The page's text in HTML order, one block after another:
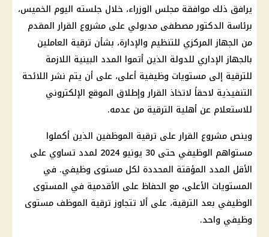
يرافق ذلك موافقة مجلس الوزراء، خلال جلسته اليوم الخميس،
برئاسة الدكتور مصطفى مدبولي على مشروع القرار المقدم
من الجهاز المركزي للتنظيم والإدارة، بشأن ترقية العاملين
بالجهاز الإداري للدولة الذين أتموا المدد البينية اللازمة
للترقية إلى مستويات وظيفية أعلى، على أن يتم نشر اللائحة
التنفيذية لاحقاً لاتخاذ القرار وإطلاق الموقع الإلكتروني
للاستعلام عن أهلية الترقية من عدمه.
وينص مشروع القرار على ترقية الموظفين الذين أكملوا
مستواهم الوظيفي حتى 30 يونيو 2024 لمدد تساوي على
الأقل المدد المؤقتة المحددة لكل مستوى وظيفي. في
المستويات الأعلى، مع الحفاظ على الأقدمية في المستوى
الوظيفي بعد الترقية، على ألا تتجاوز ترقية الموظف مستوى
وظيفي واحد.